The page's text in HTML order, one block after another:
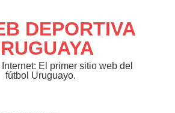
DEPORTIVA
El primer sitio web del
fútbol Uruguayo.